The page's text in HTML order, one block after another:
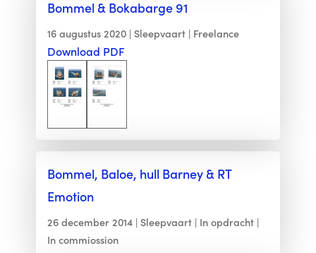
Bommel & Bokabarge 91
16 augustus 2020 Sleepvaart Freelance
Download PDF
Bommel, Baloe, hull Barney & RT
Emotion
26 december 2014 Sleepvaart
In opdracht
In commiossion